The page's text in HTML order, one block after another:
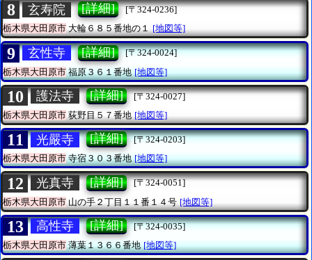
8 玄寿院 [詳細]
[〒324-0236]
栃木県大田原市大輪６８５番地の１ [地図等]
9 玄性寺 [詳細]
[〒324-0024]
栃木県大田原市福原３６１番地 [地図等]
10 護法寺 [詳細]
[〒324-0027]
栃木県大田原市 荻野目５７番地 [地図等]
11 光嚴寺 [詳細]
[〒324-0203]
栃木県大田原市寺宿３０３番地 [地図等]
12 光真寺 [詳細]
[〒324-0051]
栃木県大田原市 山の手２丁目１１番１４号 [地図等]
13 高性寺 [詳細]
[〒324-0035]
栃木県大田原市薄葉１３６６番地 [地図等]